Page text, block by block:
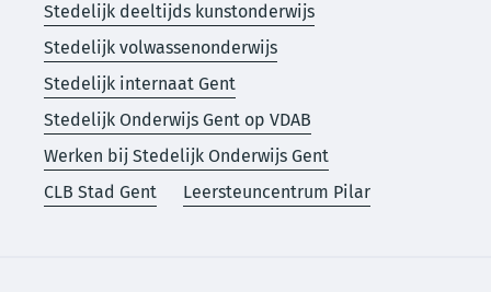
Stedelijk deeltijds kunstonderwijs
Stedelijk volwassenonderwijs
Stedelijk internaat Gent
Stedelijk Onderwijs Gent op VDAB
Werken bij Stedelijk Onderwijs Gent
CLB Stad Gent
Leersteuncentrum Pilar